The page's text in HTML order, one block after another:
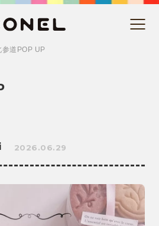
参道POP UP
2026.06.29